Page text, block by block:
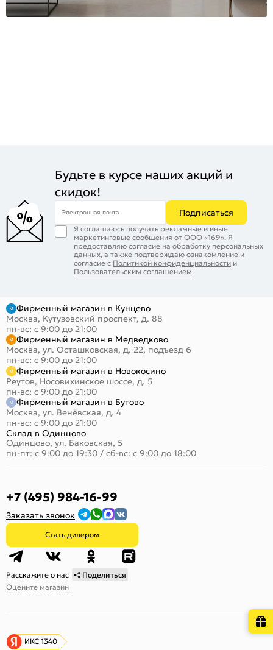
Будьте в курсе наших акций и
скидок!
Электронная почта Подписаться
Я соглашаюсь получать рекламные и иные
маркетинговые сообщения от ООО «169». Я
предоставляю согласие на обработку персональных
данных, а также подтверждаю ознакомление и
согласие с Политикой конфиденциальности и
Пользовательским соглашением.
Фирменный магазин в Кунцево
Москва, Кутузовский проспект, д. 88
пн-вс: с 9:00 до 21:00
Фирменный магазин в Медведково
Москва, ул. Осташковская, д. 22, подъезд 6
пн-вс: с 9:00 до 21:00
Фирменный магазин в Новокосино
Реутов, Носовихинское шоссе, д. 5
пн-вс: с 9:00 до 21:00
Фирменный магазин в Бутово
Москва, ул. Венёвская, д. 4
пн-вс: с 9:00 до 21:00
Склад в Одинцово
Одинцово, ул. Баковская, 5
пн-пт: с 9:00 до 19:30 / сб-вс: с 9:00 до 18:00
+7 (495) 984-16-99
Заказать звонок
Стать дилером
Расскажите о нас
Поделиться
Оцените магазин
ИКС 1340